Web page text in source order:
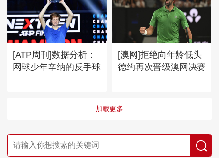
[ATP周刊]数据分析：
网球少年辛纳的反手球
[澳网]拒绝向年龄低头
德约再次晋级澳网决赛
加载更多